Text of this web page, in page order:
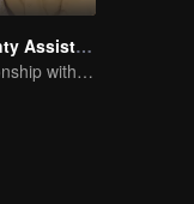
My Naughty Assistant
In a relationship with an idol